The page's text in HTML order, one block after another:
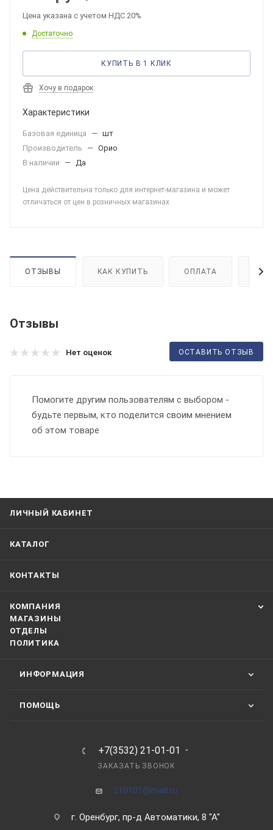
Цена указана с учетом НДС 20%
Достаточно
КУПИТЬ В 1 КЛИК
Хочу в подарок
Характеристики
Базовая единица — шт
Производитель
— Орио
В наличии
— Да
Цена действительна только для интернет-магазина и может
отличаться от цен в розничных магазинах
ОТЗЫВЫ КАК КУПИТЬ ОПЛАТА
Отзывы
Нет оценок ОСТАВИТЬ ОТЗЫВ
Помогите другим пользователям с выбором -
будьте первым, кто поделится своим мнением
об этом товаре
ЛИЧНЫЙ КАБИНЕТ
КАТАЛОГ
КОНТАКТЫ
КОМПАНИЯ
МАГАЗИНЫ
ОТДЕЛЫ
ПОЛИТИКА
ИНФОРМАЦИЯ
ПОМОЩЬ
+7(3532) 21-01-01
ЗАКАЗАТЬ ЗВОНОК
210101@mail.ru
г. Оренбург, пр-д Автоматики, 8 "А"